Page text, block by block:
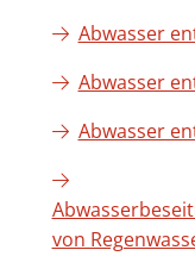
Abwasser
Abwasser
Abwasser
von